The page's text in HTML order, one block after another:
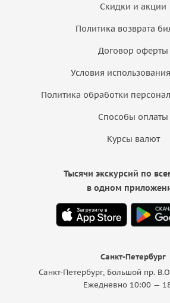
Скидки и акции
Политика возврата
Договор оферты
Условия
Политика обработки
Способы оплаты
Курсы валют
Санкт-Петербург
Санкт-Петербург, Большой пр.
Ежедневно 10:00 —
Тысячи экскурсий по
в одном